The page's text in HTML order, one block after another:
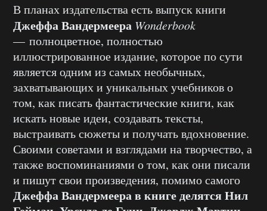
В планах издательства есть выпуск книги
Джеффа Вандермеера Wonderbook
— полноцветное, полностью
иллюстрированное издание, которое по сути
является одним из самых необычных,
захватывающих и уникальных учебников о
том, как писать фантастические книги, как
искать новые идеи, создавать тексты,
выстраивать сюжеты и получать вдохновение.
Своими советами и взглядами на творчество, а
также воспоминаниями о том, как они писали
и пишут свои произведения, помимо самого
Джеффа Вандермеера в книге делятся Нил